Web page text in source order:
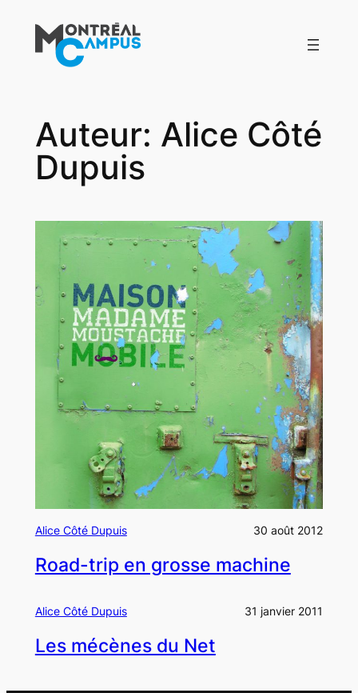
contenu
Auteur: Alice Côté
Dupuis
Alice Côté Dupuis 30 août 2012
Road-trip en grosse machine
Alice Côté Dupuis 31 janvier 2011
Les mécènes du Net